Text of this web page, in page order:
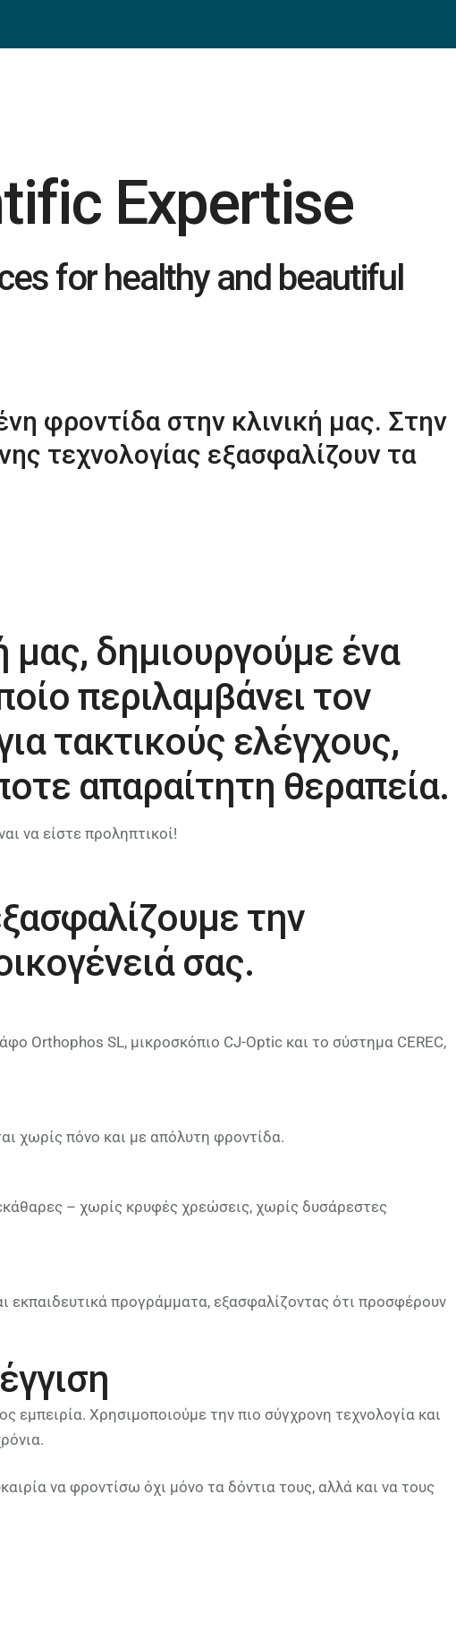
Expertise
for healthy and beautiful
φροντίδα στην κλινική μας. Στην
τεχνολογίας εξασφαλίζουν τα
δημιουργούμε ένα
περιλαμβάνει τον
τακτικούς ελέγχους,
απαραίτητη θεραπεία.
να είστε προληπτικοί!
την
σας.
Orthophos SL, μικροσκόπιο CJ-Optic και το σύστημα CEREC,
χωρίς πόνο και με απόλυτη φροντίδα.
– χωρίς κρυφές χρεώσεις, χωρίς δυσάρεστες
εκπαιδευτικά προγράμματα, εξασφαλίζοντας ότι προσφέρουν
εμπειρία. Χρησιμοποιούμε την πιο σύγχρονη τεχνολογία και
να φροντίσω όχι μόνο τα δόντια τους, αλλά και να τους